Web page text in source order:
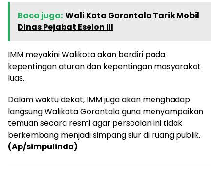
Baca juga: Wali Kota Gorontalo Tarik Mobil
Dinas Pejabat Eselon III
IMM meyakini Walikota akan berdiri pada
kepentingan aturan dan kepentingan masyarakat
luas.
Dalam waktu dekat, IMM juga akan menghadap
langsung Walikota Gorontalo guna menyampaikan
temuan secara resmi agar persoalan ini tidak
berkembang menjadi simpang siur di ruang publik.
(Ap/simpulindo)